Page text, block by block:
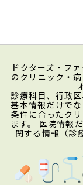
ドクターズ・フ
のクリニック・
診療科目、行政
基本情報だけで
条件に合ったク
ます。 医院情報
関する情報（診